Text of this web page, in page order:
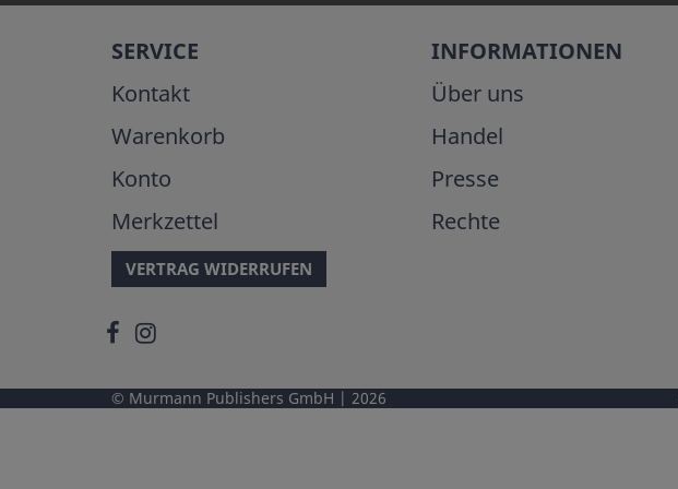
SERVICE
Kontakt
Warenkorb
Konto
Merkzettel
VERTRAG WIDERRUFEN
INFORMATIONEN
Über uns
Handel
Presse
Rechte
Murmann Publishers GmbH 2026